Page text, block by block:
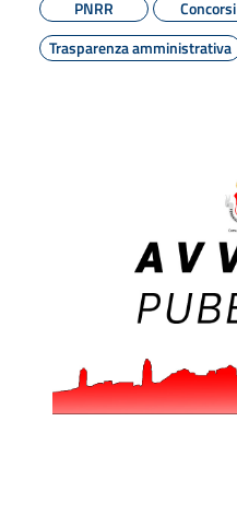
PNRR
Concorsi
Trasparenza amministrativa